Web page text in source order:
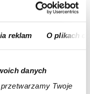
reklam O plikach
danych
Twoje